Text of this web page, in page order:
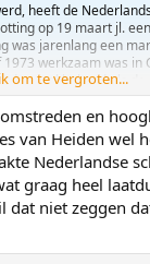
heeft de
op 19 maart jl.
was jarenlang een
werkzaam was in
vooral bekend als de
(met Diane
bleef Schotting
Schotting was
de ijsbaan. Een
niet te ontdekken"...
om te vergroten...
en
van Heiden wel
Nederlandse
graag heel
dat niet zeggen